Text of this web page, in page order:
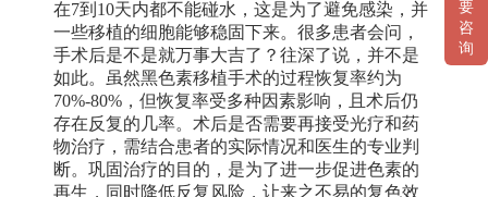
在7到10天内都不能碰水，这是为了避免感染，并
一些移植的细胞能够稳固下来。很多患者会问，
手术后是不是就万事大吉了？往深了说，并不是
如此。虽然黑色素移植手术的过程恢复率约为
70%-80%，但恢复率受多种因素影响，且术后仍
存在反复的几率。术后是否需要再接受光疗和药
物治疗，需结合患者的实际情况和医生的专业判
断。巩固治疗的目的，是为了进一步促进色素的
再生，同时降低反复风险，让来之不易的复色效
要
咨
询